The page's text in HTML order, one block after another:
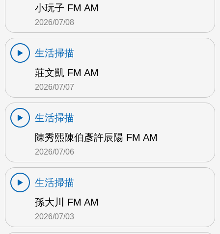
小玩子 FM AM
2026/07/08
生活掃描
莊文凱 FM AM
2026/07/07
生活掃描
陳秀熙陳伯彥許辰陽 FM AM
2026/07/06
生活掃描
孫大川 FM AM
2026/07/03